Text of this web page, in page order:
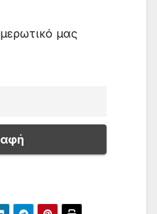
μας